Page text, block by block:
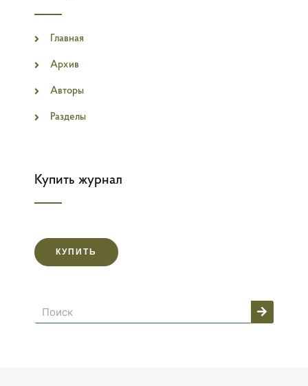
Главная
Архив
Авторы
Разделы
Купить журнал
КУПИТЬ